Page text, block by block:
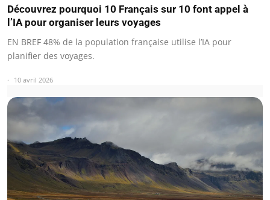
Découvrez pourquoi 10 Français sur 10 font appel à
l’IA pour organiser leurs voyages
EN BREF 48% de la population française utilise l’IA pour
planifier des voyages.
10 avril 2026